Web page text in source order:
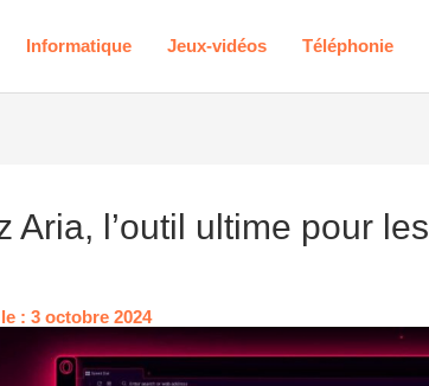
Informatique Jeux-vidéos Téléphonie
Aria, l’outil ultime pour les
: 3 octobre 2024